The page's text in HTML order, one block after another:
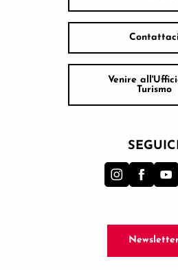
Contattaci
Venire
Turismo